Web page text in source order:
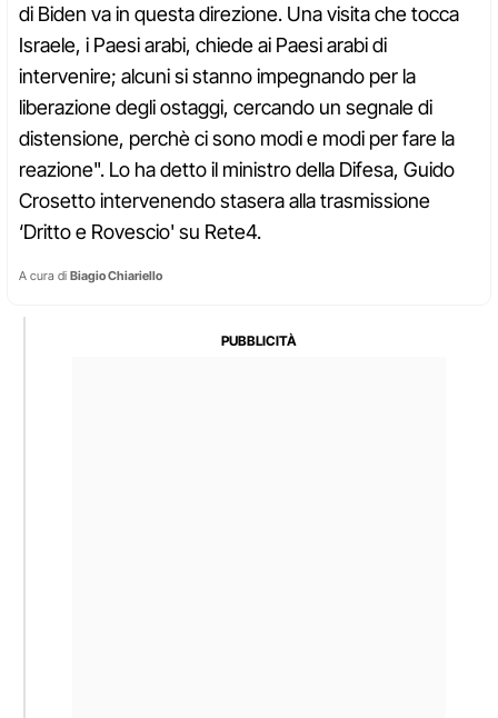
di Biden va in questa direzione. Una visita che tocca
Israele, i Paesi arabi, chiede ai Paesi arabi di
intervenire; alcuni si stanno impegnando per la
liberazione degli ostaggi, cercando un segnale di
distensione, perchè ci sono modi e modi per fare la
reazione". Lo ha detto il ministro della Difesa, Guido
Crosetto intervenendo stasera alla trasmissione
‘Dritto e Rovescio' su Rete4.
A cura di Biagio Chiariello